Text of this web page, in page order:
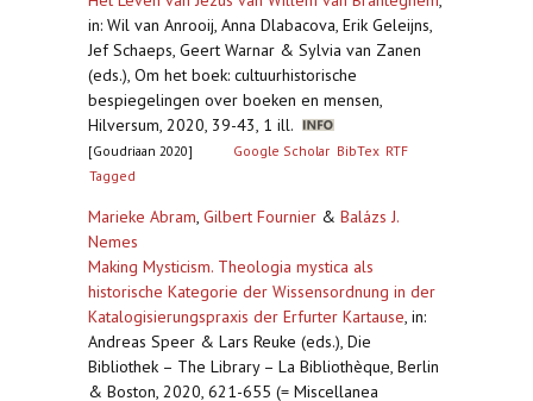
in: Wil van Anrooij, Anna Dlabacova, Erik Geleijns,
Jef Schaeps, Geert Warnar & Sylvia van Zanen
(eds.), Om het boek: cultuurhistorische
bespiegelingen over boeken en mensen,
Hilversum, 2020, 39-43, 1 ill.
[Goudriaan 2020] Google Scholar BibTex RTF
Tagged
Marieke Abram, Gilbert Fournier & Balázs J.
Nemes
Making Mysticism. Theologia mystica als
historische Kategorie der Wissensordnung in der
Katalogisierungspraxis der Erfurter Kartause, in:
Andreas Speer & Lars Reuke (eds.), Die
Bibliothek – The Library – La Bibliothèque, Berlin
& Boston, 2020, 621-655 (= Miscellanea